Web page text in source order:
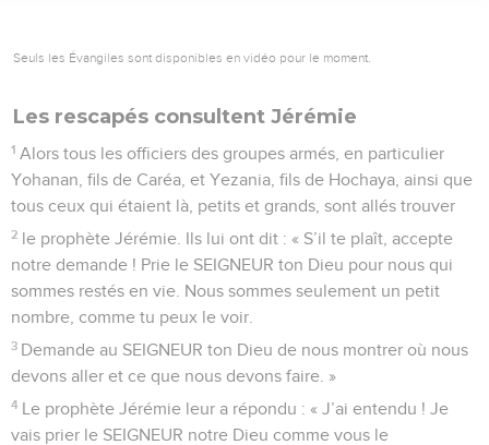
Seuls les Évangiles sont disponibles en vidéo pour le moment.
Les rescapés consultent Jérémie
1 Alors tous les officiers des groupes armés, en particulier
Yohanan, fils de Caréa, et Yezania, fils de Hochaya, ainsi que
tous ceux qui étaient là, petits et grands, sont allés trouver
2 le prophète Jérémie. Ils lui ont dit : « S’il te plaît, accepte
notre demande ! Prie le SEIGNEUR ton Dieu pour nous qui
sommes restés en vie. Nous sommes seulement un petit
nombre, comme tu peux le voir.
3 Demande au SEIGNEUR ton Dieu de nous montrer où nous
devons aller et ce que nous devons faire. »
4 Le prophète Jérémie leur a répondu : « J’ai entendu ! Je
vais prier le SEIGNEUR notre Dieu comme vous le